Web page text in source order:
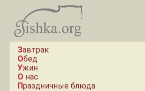
Завтрак
Обед
Ужин
О нас
Праздничные блюда